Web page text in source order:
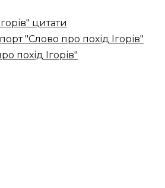
цитати
"Слово про похід Ігорів"
похід Ігорів"